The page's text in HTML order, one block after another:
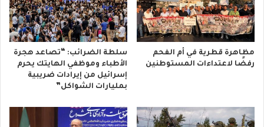
مظاهرة قطرية في أم الفحم
رفضًا لاعتداءات المستوطنين
سلطة الضرائب: “تصاعد هجرة
الأطباء وموظفي الهايتك يحرم
إسرائيل من إيرادات ضريبية
بمليارات الشواكل”